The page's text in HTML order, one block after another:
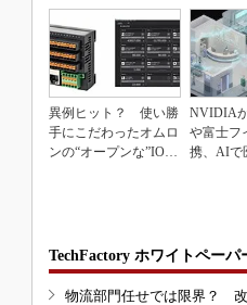
異例ヒット？ 使い勝
手にこだわったオムロ
ンの“オープンな”IO-L
NVIDIA
や富士フ
携、AIで
TechFactory ホワイトペーパ
物流部門任せでは限界？